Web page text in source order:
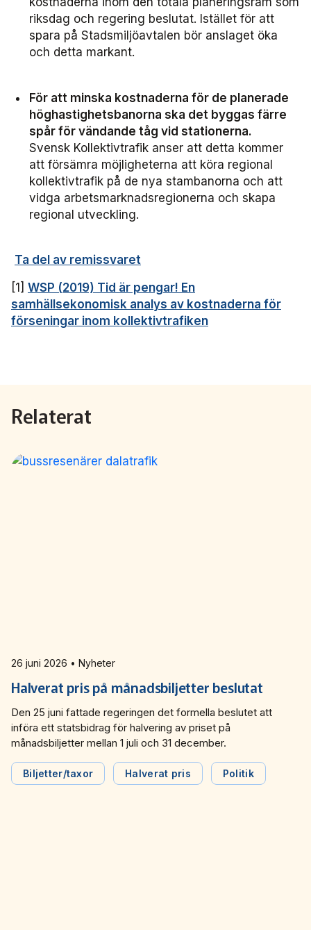
riksdag och regering beslutat. Istället för att
spara på Stadsmiljöavtalen bör anslaget öka
och detta markant.
För att minska kostnaderna för de planerade
höghastighetsbanorna ska det byggas färre
spår för vändande tåg vid stationerna.
Svensk Kollektivtrafik anser att detta kommer
att försämra möjligheterna att köra regional
kollektivtrafik på de nya stambanorna och att
vidga arbetsmarknadsregionerna och skapa
regional utveckling.
Ta del av remissvaret
[1] WSP (2019) Tid är pengar! En
samhällsekonomisk analys av kostnaderna för
förseningar inom kollektivtrafiken
Relaterat
26 juni 2026 • Nyheter
Halverat pris på månadsbiljetter beslutat
Den 25 juni fattade regeringen det formella beslutet att
införa ett statsbidrag för halvering av priset på
månadsbiljetter mellan 1 juli och 31 december.
Biljetter/taxor Halverat pris Politik